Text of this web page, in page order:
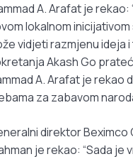
A. Arafat je rekao:
lokalnom inicijativom
vidjeti razmjenu ideja i
Akash Go
A. Arafat je rekao
za zabavom
direktor Beximco
je rekao: “Sada je